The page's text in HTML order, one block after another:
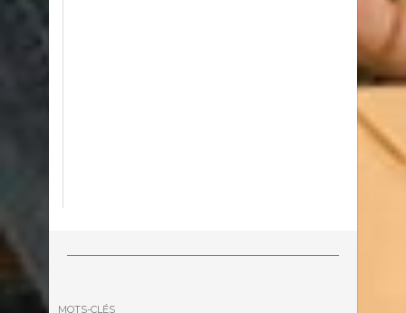
MOTS-CLÉS